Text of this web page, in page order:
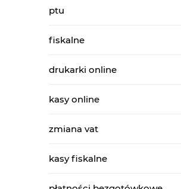
ptu
fiskalne
drukarki online
kasy online
zmiana vat
kasy fiskalne